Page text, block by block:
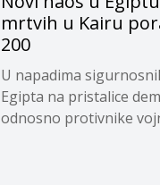
mrtvih u Kairu
200
U napadima
Egipta na pristalice
odnosno protivnike